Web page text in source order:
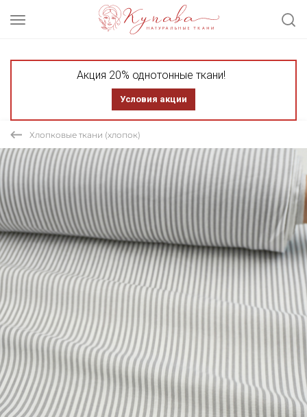
Акция 20% однотонные ткани!
Условия акции
Хлопковые ткани (хлопок)